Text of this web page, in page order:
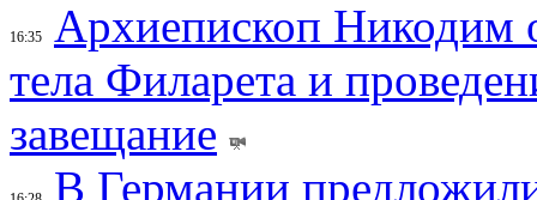
16:35
Архиепископ
тела Филарета и
завещание
В Германии